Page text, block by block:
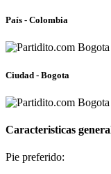
País - Colombia
Ciudad - Bogota
Caracteristicas
Pie preferido: